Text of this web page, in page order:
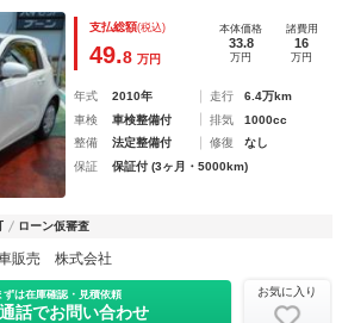
マートキー＆プッシュスタート パ
カーミラー
支払総額(税込)
49.8 万円
本体価格
33.8
万円
諸費用
16
万円
年式 2010年 走行
6.4万km
車検
車検整備付 排気
1000cc
整備
法定整備付 修復
なし
保証
保証付 (3ヶ月・5000km)
ローン仮審査
販売 株式会社
ずは在庫確認・見積依頼
話でお問い合わせ
お気に入り